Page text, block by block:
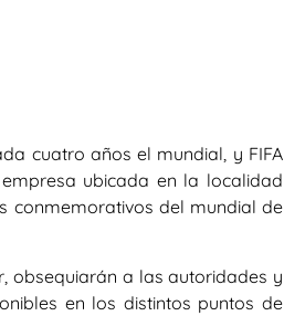
cuatro años el mundial, y FIFA
ubicada en la localidad
conmemorativos del mundial de
obsequiarán a las autoridades y
en los distintos puntos de